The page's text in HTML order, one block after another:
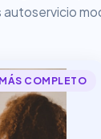
autoservicio
MÁS COMPLETO